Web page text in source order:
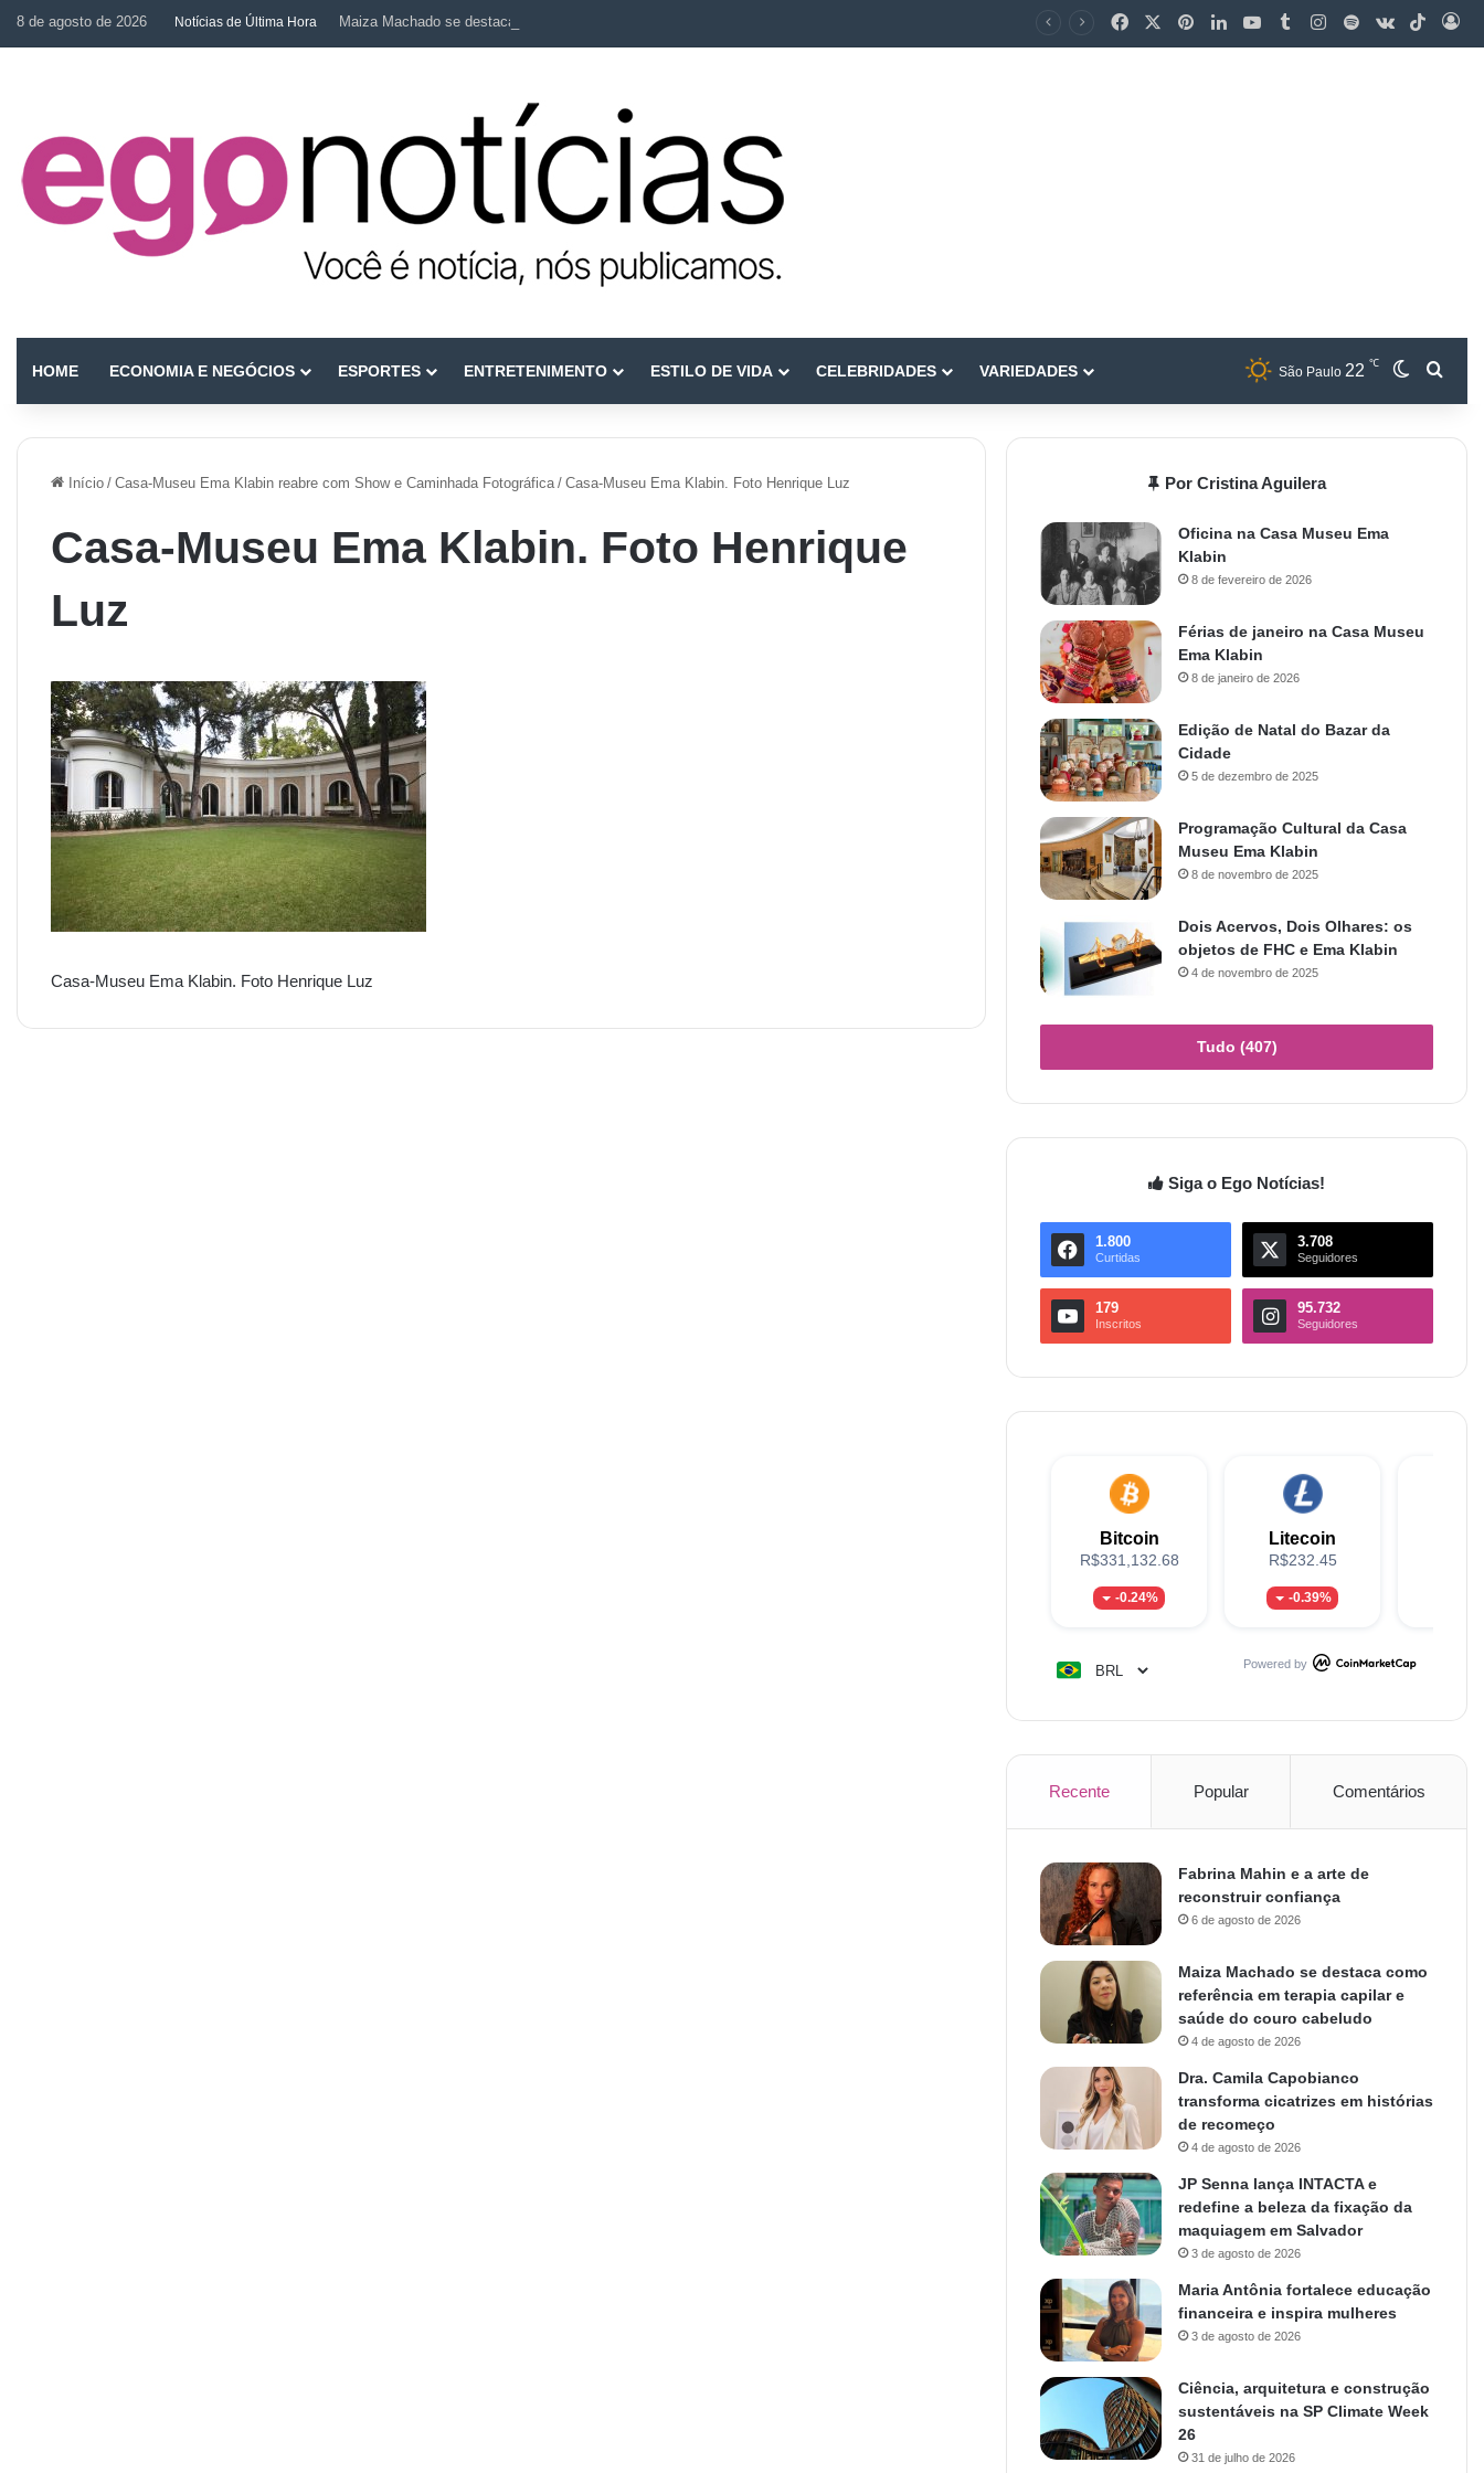
8 de agosto de 2026 Notícias de Última Hora Maiza Machado se destaca como referência em terapia capilar e saúde do couro cabeludo
HOME ECONOMIA E NEGÓCIOS ESPORTES ENTRETENIMENTO ESTILO DE VIDA CELEBRIDADES VARIEDADES São Paulo 22 ℃
Início / Casa-Museu Ema Klabin reabre com Show e Caminhada Fotográfica / Casa-Museu Ema Klabin. Foto Henrique Luz
Casa-Museu Ema Klabin. Foto Henrique
Luz
Casa-Museu Ema Klabin. Foto Henrique Luz
Por Cristina Aguilera
Oficina na Casa Museu Ema
Klabin
8 de fevereiro de 2026
Férias de janeiro na Casa Museu
Ema Klabin
8 de janeiro de 2026
Edição de Natal do Bazar da
Cidade
5 de dezembro de 2025
Programação Cultural da Casa
Museu Ema Klabin
8 de novembro de 2025
Dois Acervos, Dois Olhares: os
objetos de FHC e Ema Klabin
4 de novembro de 2025
Tudo (407)
Siga o Ego Notícias!
1.800
Curtidas
3.708
Seguidores
179
Inscritos
95.732
Seguidores
Bitcoin
R$331,132.68
-0.24%
Litecoin
R$232.45
-0.39%
Powered by
Recente Popular Comentários
Fabrina Mahin e a arte de
reconstruir confiança
6 de agosto de 2026
Maiza Machado se destaca como
referência em terapia capilar e
saúde do couro cabeludo
4 de agosto de 2026
Dra. Camila Capobianco
transforma cicatrizes em histórias
de recomeço
4 de agosto de 2026
JP Senna lança INTACTA e
redefine a beleza da fixação da
maquiagem em Salvador
3 de agosto de 2026
Maria Antônia fortalece educação
financeira e inspira mulheres
3 de agosto de 2026
Ciência, arquitetura e construção
sustentáveis na SP Climate Week
26
31 de julho de 2026